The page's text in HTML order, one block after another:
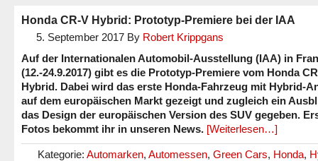
Honda CR-V Hybrid: Prototyp-Premiere bei der IAA
5. September 2017 By Robert Krippgans
Auf der Internationalen Automobil-Ausstellung (IAA) in
(12.-24.9.2017) gibt es die Prototyp-Premiere vom Honda
Hybrid. Dabei wird das erste Honda-Fahrzeug mit Hybrid-
auf dem europäischen Markt gezeigt und zugleich ein
das Design der europäischen Version des SUV gegeben.
Fotos bekommt ihr in unseren News. [Weiterlesen…]
Kategorie: Automarken, Automessen, Green Cars, Honda,